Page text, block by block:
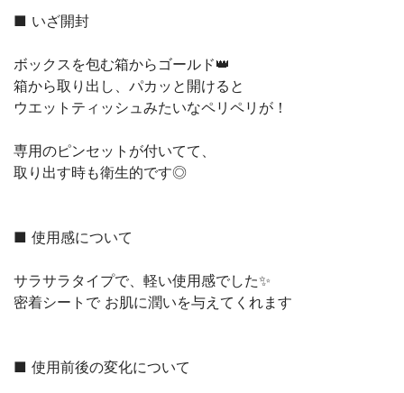
■ いざ開封
ボックスを包む箱からゴールド👑
箱から取り出し、パカッと開けると
ウエットティッシュみたいなペリペリが！
専用のピンセットが付いてて、
取り出す時も衛生的です◎
■ 使用感について
サラサラタイプで、軽い使用感でした✨
密着シートで お肌に潤いを与えてくれます
■ 使用前後の変化について